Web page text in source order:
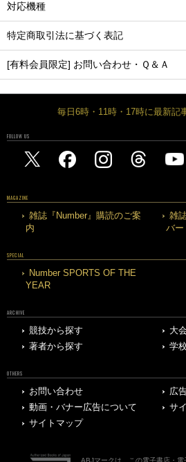
対応機種
特定商取引法に基づく表記
[有料会員限定] お問い合わせ・Ｑ＆Ａ
毎日6時・11時・17時に最新記
FOLLOW US
MAGAZINE
雑誌『Number』購読のご案
内
雑
バー
SPECIAL
Number SPORTS OF THE
YEAR
ARCHIVE
競技から探す
大
著者から探す
学
OTHERS
お問い合わせ
広
動画・バナー広告について
サ
サイトマップ
ABJマークは、この電子書店・